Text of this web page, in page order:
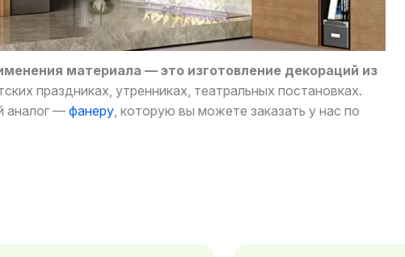
материала — это изготовление декораций из
праздниках, утренниках, театральных постановках.
аналог — фанеру , которую вы можете заказать у нас по